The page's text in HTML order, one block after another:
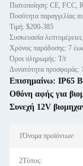
Πιστοποίηση: CE, FCC,
Ποσότητα παραγγελίας
Τιμή: $200-385
Συσκευασία
Χρόνος παράδοσης: 7
Όροι πληρωμής: T/t
Δυνατότητα προσφοράς:
Επισημαίνω: IP65
Οθόνη αφής για
Συνεχή 12V
1Όνομα προϊόντων:
2Τύπος: